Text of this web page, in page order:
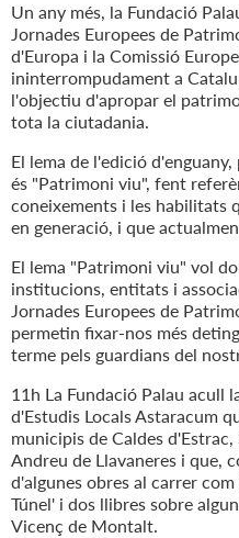
Un any més, la Fundació
Jornades Europees de
d'Europa i la Comissió
ininterrompudament a
l'objectiu d'apropar el
tota la ciutadania.
El lema de l'edició
és "Patrimoni viu", fent
coneixements i les habilitats
en generació, i que
El lema "Patrimoni viu" vol
institucions, entitats i
Jornades Europees de
permetin fixar-nos més
terme pels guardians del
11h La Fundació Palau acull
d'Estudis Locals Astaracum
municipis de Caldes
Andreu de Llavaneres i que,
d'algunes obres al carrer
Túnel' i dos llibres sobre
Vicenç de Montalt.